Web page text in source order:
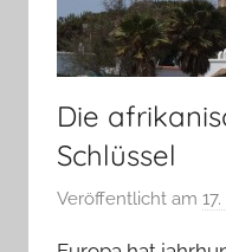
Die
Schlüssel
Veröffentlicht am